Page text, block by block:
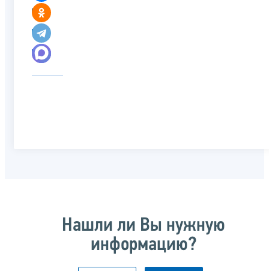
Нашли ли Вы нужную
информацию?